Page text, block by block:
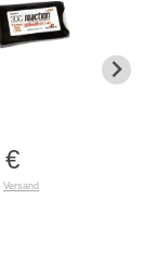
€
Versand